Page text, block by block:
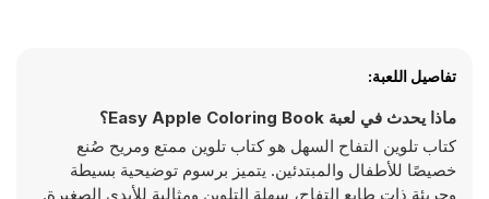
تفاصيل اللعبة:
ماذا يحدث في لعبة Easy Apple Coloring Book؟
كتاب تلوين التفاح السهل هو كتاب تلوين ممتع ومريح صُنع
خصيصًا للأطفال والمبتدئين. يتميز برسوم توضيحية بسيطة
وجريئة ذات طابع التفاح، سهلة التلوين ومثالية للأيدي الصغيرة.